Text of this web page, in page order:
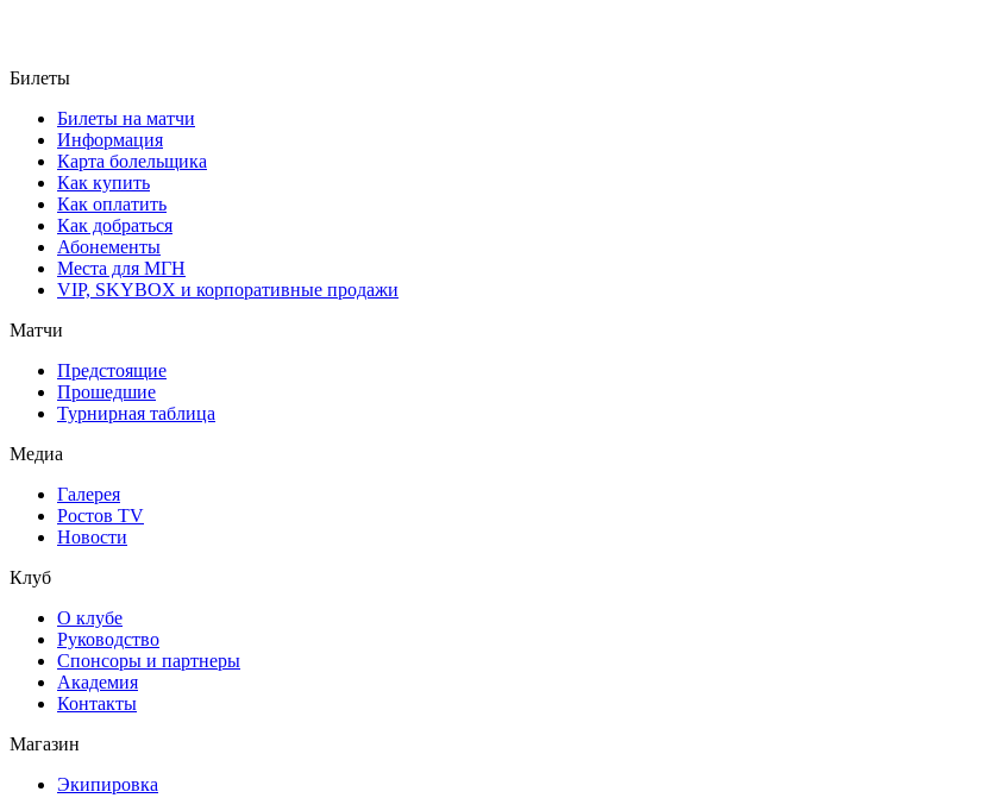
Билеты
Билеты на матчи
Информация
Карта болельщика
Как купить
Как оплатить
Как добраться
Абонементы
Места для МГН
VIP, SKYBOX и корпоративные продажи
Матчи
Предстоящие
Прошедшие
Турнирная таблица
Медиа
Галерея
Ростов TV
Новости
Клуб
О клубе
Руководство
Спонсоры и партнеры
Академия
Контакты
Магазин
Экипировка